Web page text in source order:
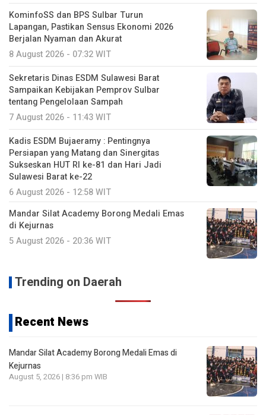
KominfoSS dan BPS Sulbar Turun
Lapangan, Pastikan Sensus Ekonomi 2026
Berjalan Nyaman dan Akurat
8 August 2026 - 07:32 WIT
Sekretaris Dinas ESDM Sulawesi Barat
Sampaikan Kebijakan Pemprov Sulbar
tentang Pengelolaan Sampah
7 August 2026 - 11:43 WIT
Kadis ESDM Bujaeramy : Pentingnya
Persiapan yang Matang dan Sinergitas
Sukseskan HUT RI ke-81 dan Hari Jadi
Sulawesi Barat ke-22
6 August 2026 - 12:58 WIT
Mandar Silat Academy Borong Medali Emas
di Kejurnas
5 August 2026 - 20:36 WIT
Trending on Daerah
Recent News
Mandar Silat Academy Borong Medali Emas di
Kejurnas
August 5, 2026 | 8:36 pm WIB